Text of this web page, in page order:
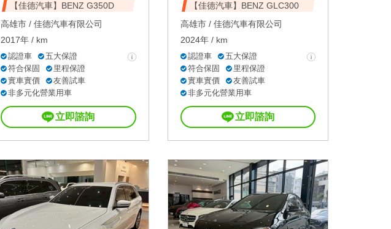
【佳德汽車】BENZ G350D
高雄市 / 佳德汽車有限公司
2017年 / km
認證車
五大保證
符合保固
里程保證
實車實價
友善試車
非多元化營業用車
立即諮詢
【佳德汽車】BENZ GLC300
高雄市 / 佳德汽車有限公司
2024年 / km
認證車
五大保證
符合保固
里程保證
實車實價
友善試車
非多元化營業用車
立即諮詢